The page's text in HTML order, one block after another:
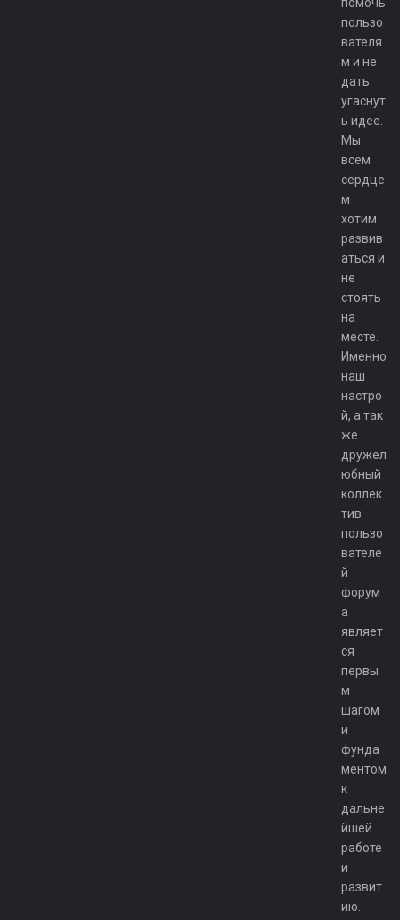
пользо
вателя
м и не
дать
угаснут
ь идее.
Мы
всем
сердце
м
хотим
развив
аться и
не
стоять
на
месте.
Именно
наш
настро
й, а так
же
дружел
юбный
коллек
тив
пользо
вателе
й
форум
а
являет
ся
первы
м
шагом
и
фунда
ментом
к
дальне
йшей
работе
и
развит
ию.